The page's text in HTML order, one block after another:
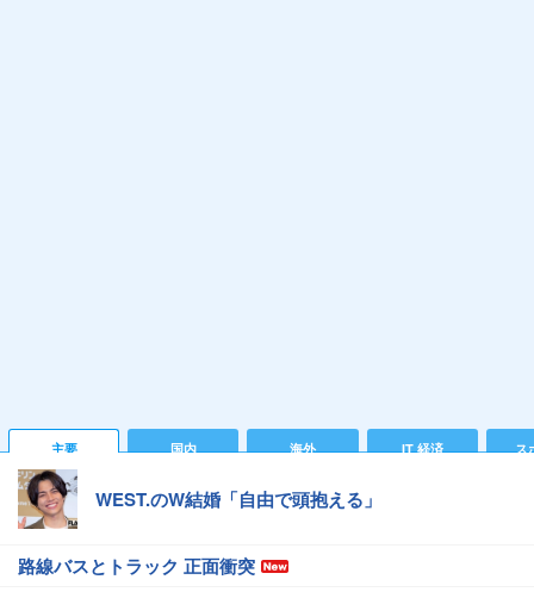
主要 国内 海外 IT 経済 ス
WEST.のW結婚「自由で頭抱える」
路線バスとトラック 正面衝突